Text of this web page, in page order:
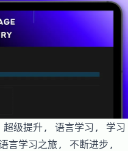
级提升, 语言学习, 学习
言学习之旅, 不断进步,